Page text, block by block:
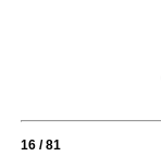
16 / 81